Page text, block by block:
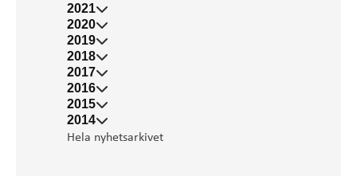
2021
2020
2019
2018
2017
2016
2015
2014
Hela nyhetsarkivet